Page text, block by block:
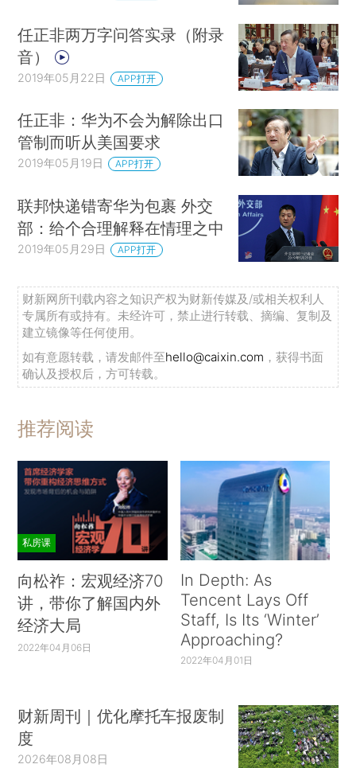
任正非两万字问答实录（附录
音）
2019年05月22日 APP打开
任正非：华为不会为解除出口
管制而听从美国要求
2019年05月19日 APP打开
联邦快递错寄华为包裹 外交
部：给个合理解释在情理之中
2019年05月29日 APP打开
财新网所刊载内容之知识产权为财新传媒及/或相关权利人
专属所有或持有。未经许可，禁止进行转载、摘编、复制及
建立镜像等任何使用。
如有意愿转载，请发邮件至hello@caixin.com ，获得书面
确认及授权后，方可转载。
推荐阅读
私房课
向松祚：宏观经济70
讲，带你了解国内外
经济大局
2022年04月06日
In Depth: As
Tencent Lays Off
Staff, Is Its ‘Winter’
Approaching?
2022年04月01日
财新周刊｜优化摩托车报废制
度
2026年08月08日